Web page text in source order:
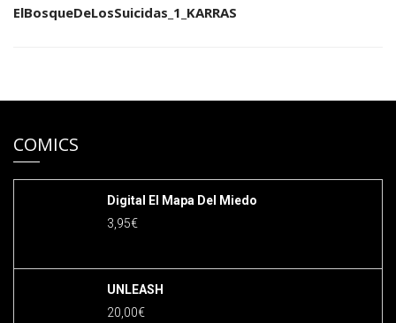
ElBosqueDeLosSuicidas_1_KARRAS
COMICS
Digital El Mapa Del Miedo
3,95€
UNLEASH
20,00€